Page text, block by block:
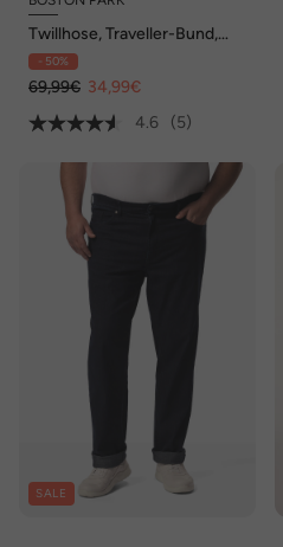
Twillhose, Traveller-Bund,
FlatFront, Regular Fit, bis 72
- 50%
69,99€ 34,99€
4.6
(5)
SALE